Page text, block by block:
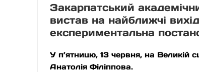
Закарпатський
вистав на найближчі
експериментальна
У п’ятницю, 13 червня, на Великій
Анатолія Філіппова.